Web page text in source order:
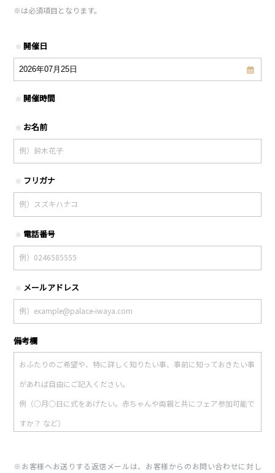
※は必須項目となります。
※ 開催日
※ 開催時間
※ お名前
※ フリガナ
※ 電話番号
※ メールアドレス
備考欄
※お客様へお送りする返信メールは、お客様からのお問い合わせに対し